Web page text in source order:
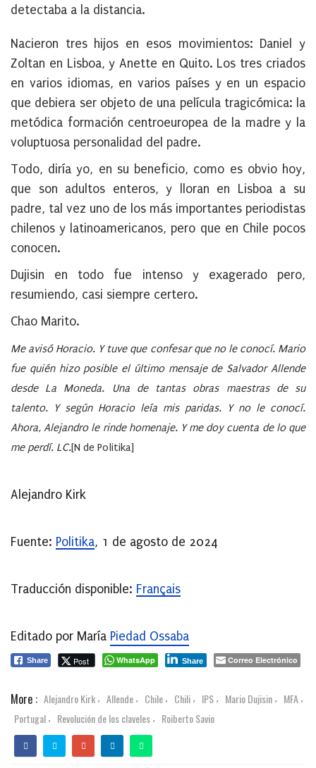
detectaba a la distancia.
Nacieron tres hijos en esos movimientos: Daniel y
Zoltan en Lisboa, y Anette en Quito. Los tres criados
en varios idiomas, en varios países y en un espacio
que debiera ser objeto de una película tragicómica: la
metódica formación centroeuropea de la madre y la
voluptuosa personalidad del padre.
Todo, diría yo, en su beneficio, como es obvio hoy,
que son adultos enteros, y lloran en Lisboa a su
padre, tal vez uno de los más importantes periodistas
chilenos y latinoamericanos, pero que en Chile pocos
conocen.
Dujisin en todo fue intenso y exagerado pero,
resumiendo, casi siempre certero.
Chao Marito.
Me avisó Horacio. Y tuve que confesar que no le conocí. Mario
fue quién hizo posible el último mensaje de Salvador Allende
desde La Moneda. Una de tantas obras maestras de su
talento. Y según Horacio leía mis paridas. Y no le conocí.
Ahora, Alejandro le rinde homenaje. Y me doy cuenta de lo que
me perdí. LC.[N de Politika]
Alejandro Kirk
Fuente: Politika, 1 de agosto de 2024
Traducción disponible: Français
Editado por María Piedad Ossaba
Share Post WhatsApp Share Correo Electrónico
More : Alejandro Kirk , Allende , Chile , Chili , IPS , Mario Dujisin , MFA ,
Portugal , Revolución de los claveles , Roiberto Savio